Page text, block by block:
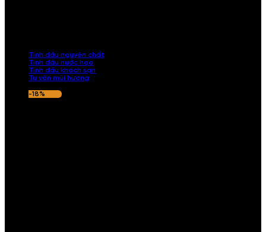
Tinh dầu nguyên chất
Tinh dầu nước hoa
Tinh dầu khách sạn
Tư vấn mùi hương
-18%